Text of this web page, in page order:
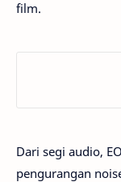
film.
Dari segi audio,
pengurangan